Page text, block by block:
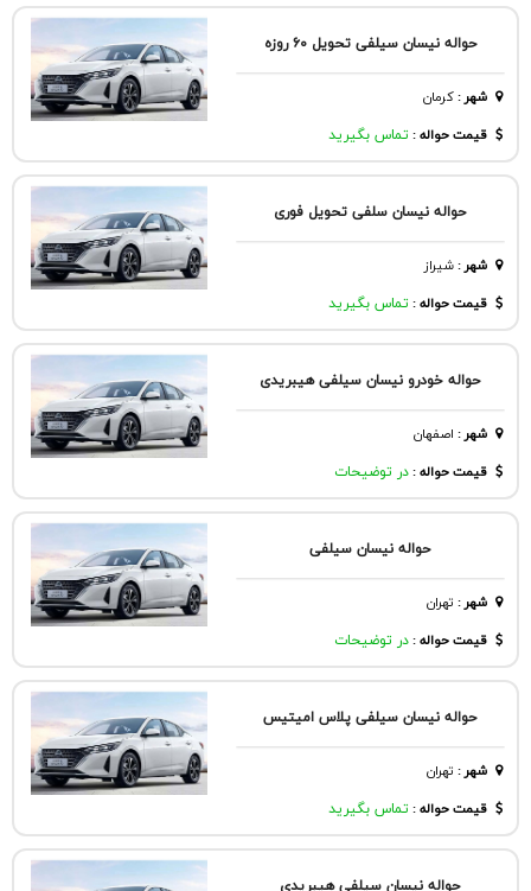
حواله نیسان سیلفی تحویل ۶۰ روزه
شهر:كرمان
قیمت حواله : تماس بگیرید
حواله نیسان سلفی تحویل فوری
شهر:شيراز
قیمت حواله : تماس بگیرید
حواله خودرو نیسان سیلفی هیبریدی
شهر: اصفهان
قیمت حواله :در توضیحات
حواله نیسان سیلفی
شهر: تهران
قیمت حواله :در توضیحات
حواله نیسان سیلفی پلاس امیتیس
شهر: تهران
قیمت حواله : تماس بگیرید
حواله نیسان سیلفی هیبریدی